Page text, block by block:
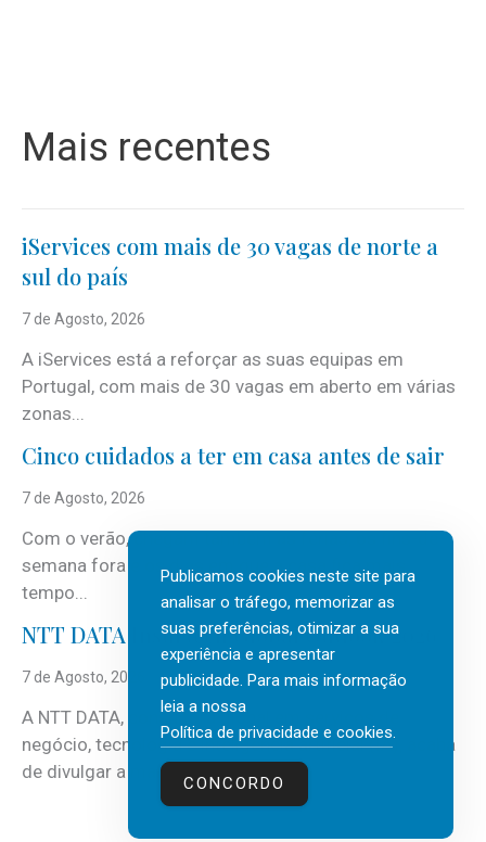
Mais recentes
iServices com mais de 30 vagas de norte a
sul do país
7 de Agosto, 2026
A iServices está a reforçar as suas equipas em
Portugal, com mais de 30 vagas em aberto em várias
zonas...
Cinco cuidados a ter em casa antes de sair
7 de Agosto, 2026
Com o verão, chegam também as férias, os fins-de-
semana fora e os dias em que a casa fica mais
tempo...
NTT DATA Insurtech Global Outlook 2026
7 de Agosto, 2026
A NTT DATA, consultora global em serviços de
negócio, tecnologia e inteligência artificial (IA), acaba
de divulgar a mais recente...
Publicamos cookies neste site para
analisar o tráfego, memorizar as
suas preferências, otimizar a sua
experiência e apresentar
publicidade. Para mais informação
leia a nossa
Política de privacidade e cookies.
CONCORDO